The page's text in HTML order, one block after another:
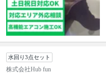
水回り3点セット
株式会社Hub fun